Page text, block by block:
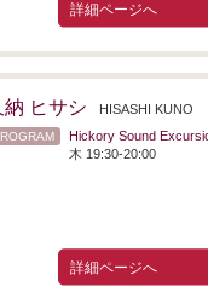
詳細ページへ
納 ヒサシ HISASHI KUNO
Hickory Sound
木 19:30-20:00
詳細ページへ